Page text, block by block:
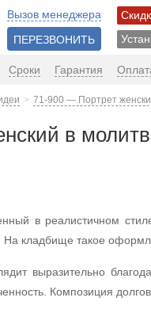
Вызов менеджера
ПЕРЕЗВОНИТЬ
Сроки Гарантия
71-900 — Портрет
в
в реалистичном
На кладбище такое
выразительно
Композиция